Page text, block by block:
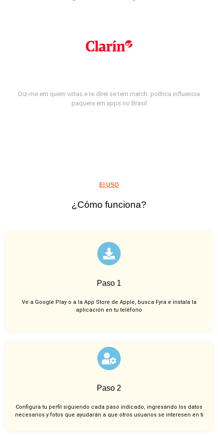
Diz-me em quem votas e te direi se tem match: política influencia
paquera em apps no Brasil
El USO
¿Cómo funciona?
Paso 1
Ve a Google Play o a la App Store de Apple, busca Fyra e instala la
aplicación en tu teléfono
Paso 2
Configura tu perfil siguiendo cada paso indicado, ingresando los datos
necesarios y fotos que ayudarán a que otros usuarios se interesen en ti